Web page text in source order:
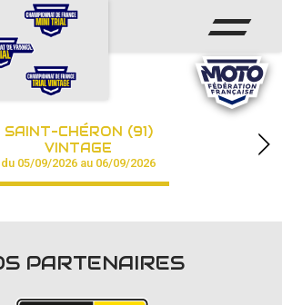
SAINT-CHÉRON (91)
VINTAGE
du 05/09/2026 au 06/09/2026
PARTENAIRES